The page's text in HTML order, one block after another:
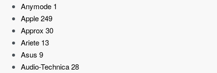
Anymode 1
Apple249
Approx 30
Ariete 13
Asus 9
Audio-Technica28